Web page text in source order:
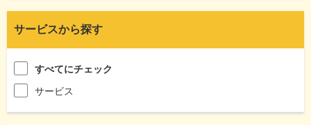
サービスから探す
すべてにチェック
サービス